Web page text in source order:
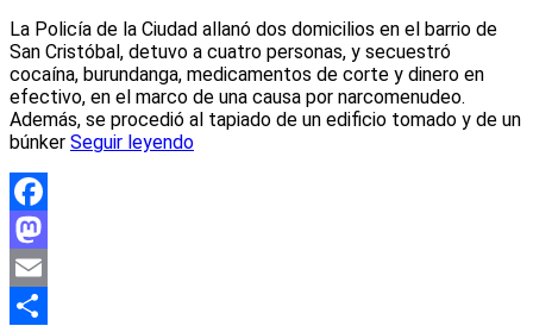
La Policía de la Ciudad allanó dos domicilios en el barrio de
San Cristóbal, detuvo a cuatro personas, y secuestró
cocaína, burundanga, medicamentos de corte y dinero en
efectivo, en el marco de una causa por narcomenudeo.
Además, se procedió al tapiado de un edificio tomado y de un
búnker Seguir leyendo
Facebook
Mastodon
Email